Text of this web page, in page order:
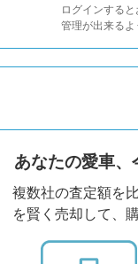
ログインする
管理が出来る
あなたの愛車、
複数社の査定額を
を賢く売却して、